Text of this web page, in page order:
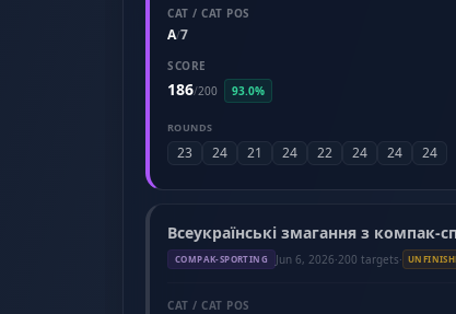
CAT / CAT POS
A/7
SCORE
186/200 93.0%
ROUNDS
23 24 21 24 22 24 24 24
Всеукраїнські змагання з компак-
COMPAK-SPORTING Jun 6, 2026·200 targets·
CAT / CAT POS